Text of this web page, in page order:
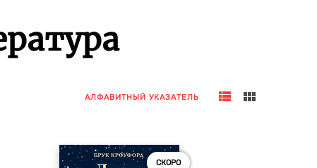
АЛФАВИТНЫЙ УКАЗАТЕЛЬ
СКОРО